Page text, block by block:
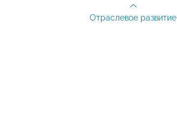
Отраслевое развитие